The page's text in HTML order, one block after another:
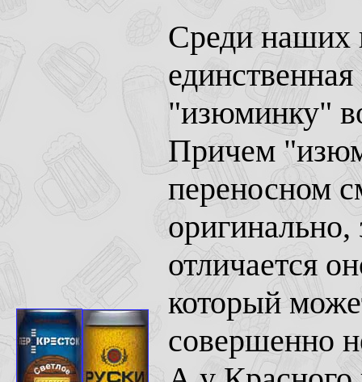
Среди наших
"изюминку"
Причем
переносном
отличается
который
совершенно